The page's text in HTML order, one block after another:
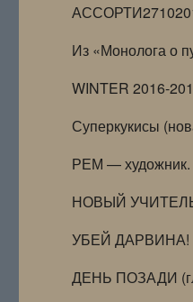
Из «Монолога о
WINTER 2016-
Суперкукисы
РЕМ —
НОВЫЙ
УБЕЙ ДАРВИНА!
ДЕНЬ ПОЗАДИ